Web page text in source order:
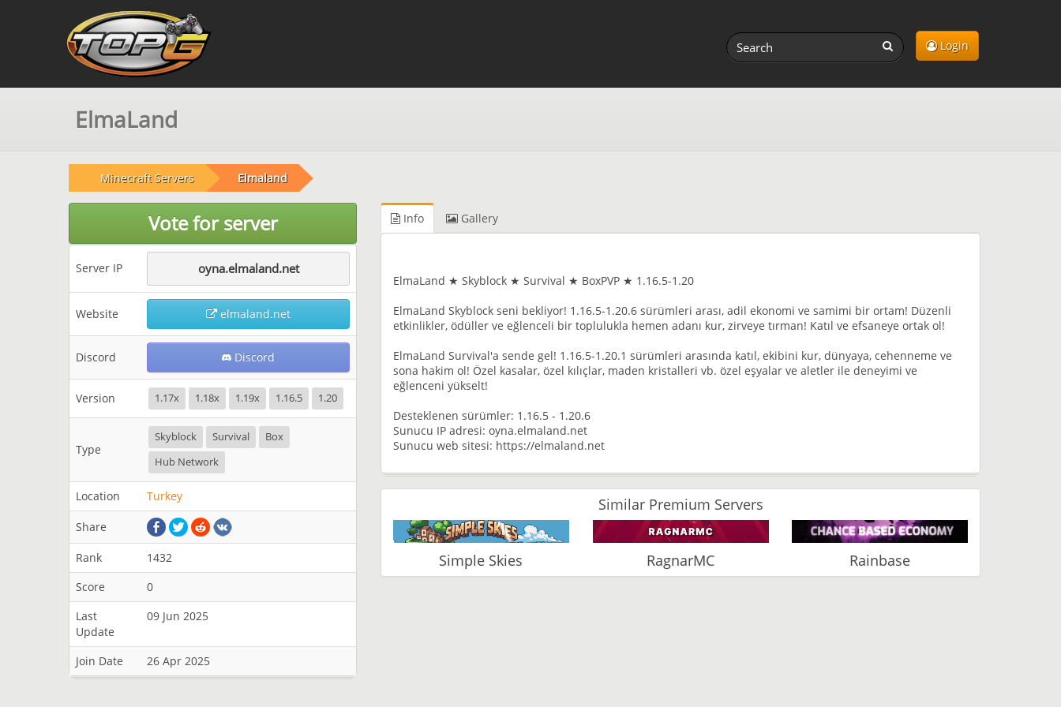
Login
ElmaLand
Minecraft Servers Elmaland
Vote for server
Server IP oyna.elmaland.net
Website elmaland.net
Discord Discord
Version 1.17x 1.18x 1.19x 1.16.5 1.20
Type
Skyblock Survival
Box
Hub Network
Location Turkey
Share
Rank
1432
Score
0
Last
Update
09 Jun 2025
Join Date 26 Apr 2025
Info Gallery
ElmaLand ★ Skyblock ★ Survival ★ BoxPVP ★ 1.16.5-1.20
ElmaLand Skyblock seni bekliyor! 1.16.5-1.20.6 sürümleri arası, adil ekonomi ve samimi bir ortam! Düzenli
etkinlikler, ödüller ve eğlenceli bir toplulukla hemen adanı kur, zirveye tırman! Katıl ve efsaneye ortak ol!
ElmaLand Survival'a sende gel! 1.16.5-1.20.1 sürümleri arasında katıl, ekibini kur, dünyaya, cehenneme ve
sona hakim ol! Özel kasalar, özel kılıçlar, maden kristalleri vb. özel eşyalar ve aletler ile deneyimi ve
eğlenceni yükselt!
Desteklenen sürümler: 1.16.5 - 1.20.6
Sunucu IP adresi: oyna.elmaland.net
Sunucu web sitesi: https://elmaland.net
Similar Premium Servers
Simple Skies RagnarMC Rainbase